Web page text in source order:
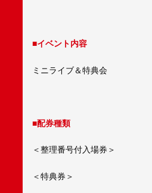
■イベント内容
ミニライブ＆特典会
■配券種類
＜整理番号付入場券＞
＜特典券＞